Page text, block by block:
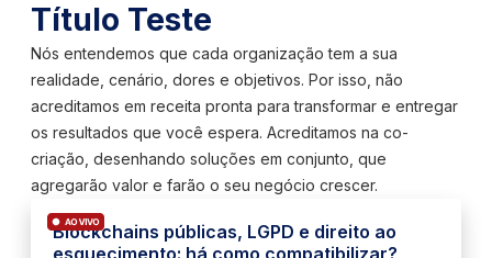
Título Teste
Nós entendemos que cada organização tem a sua
realidade, cenário, dores e objetivos. Por isso, não
acreditamos em receita pronta para transformar e entregar
os resultados que você espera. Acreditamos na co-
criação, desenhando soluções em conjunto, que
agregarão valor e farão o seu negócio crescer.
Blockchains públicas, LGPD e direito ao
esquecimento: há como compatibilizar?